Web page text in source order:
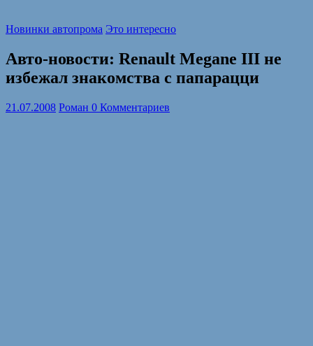
Новинки автопрома Это интересно
Авто-новости: Renault Megane III не
избежал знакомства с папарацци
21.07.2008 Роман 0 Комментариев